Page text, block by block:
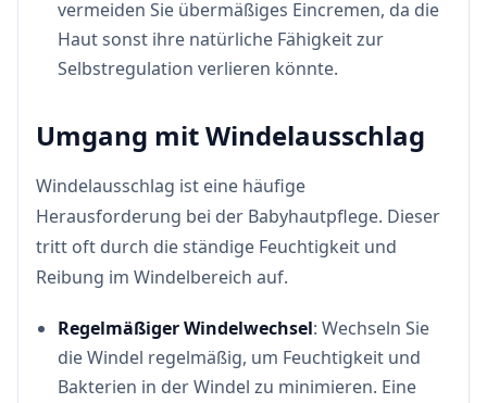
vermeiden Sie übermäßiges Eincremen, da die
Haut sonst ihre natürliche Fähigkeit zur
Selbstregulation verlieren könnte.
Umgang mit Windelausschlag
Windelausschlag ist eine häufige
Herausforderung bei der Babyhautpflege. Dieser
tritt oft durch die ständige Feuchtigkeit und
Reibung im Windelbereich auf.
Regelmäßiger Windelwechsel: Wechseln Sie
die Windel regelmäßig, um Feuchtigkeit und
Bakterien in der Windel zu minimieren. Eine